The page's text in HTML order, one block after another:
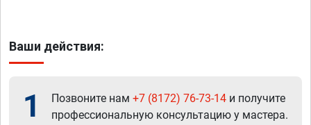
Ваши действия:
1 Позвоните нам +7 (8172) 76-73-14 и получите
профессиональную консультацию у мастера.